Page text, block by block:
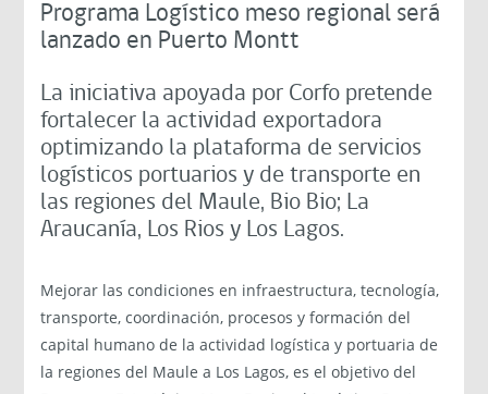
Programa Logístico meso regional será
lanzado en Puerto Montt
La iniciativa apoyada por Corfo pretende
fortalecer la actividad exportadora
optimizando la plataforma de servicios
logísticos portuarios y de transporte en
las regiones del Maule, Bio Bio; La
Araucanía, Los Rios y Los Lagos.
Mejorar las condiciones en infraestructura, tecnología,
transporte, coordinación, procesos y formación del
capital humano de la actividad logística y portuaria de
la regiones del Maule a Los Lagos, es el objetivo del